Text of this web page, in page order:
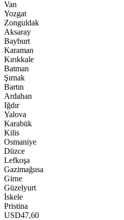
Van
Yozgat
Zonguldak
Aksaray
Bayburt
Karaman
Kırıkkale
Batman
Şırnak
Bartın
Ardahan
Iğdır
Yalova
Karabük
Kilis
Osmaniye
Düzce
Lefkoşa
Gazimağusa
Girne
Güzelyurt
İskele
Pristina
USD47,60